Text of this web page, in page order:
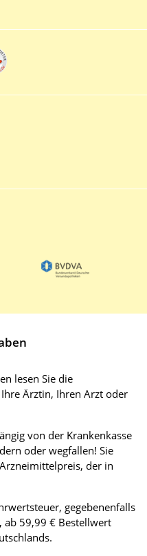
lesen Sie die
Ärztin, Ihren Arzt oder
von der Krankenkasse
oder wegfallen! Sie
der in
gegebenenfalls
, ab 59,99 € Bestellwert